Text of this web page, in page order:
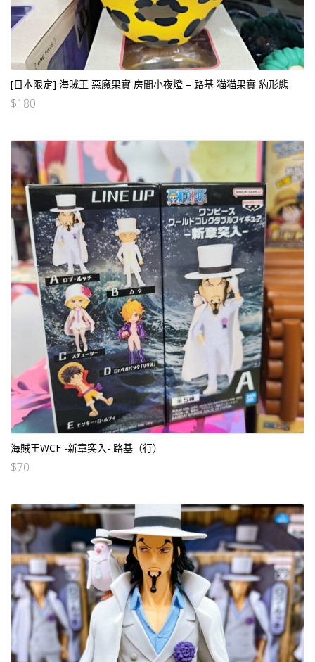
[日本限定] 海賊王 惡魔果實 房間小夜燈 – 路基 猫猫果實 豹形態
$180
海賊王WCF -新章突入- 路基（行）
$70